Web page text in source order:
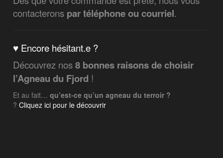
contacterons par téléphone ou courriel.
♥ Encore hésitant.e ?
Découvrez nos8 bonnes raisons de choisir
l’Agneau du Fjord !
Et au fait…qu’est-ce qu’un agneau du terroir ?
?Cliquez ici pour le découvrir